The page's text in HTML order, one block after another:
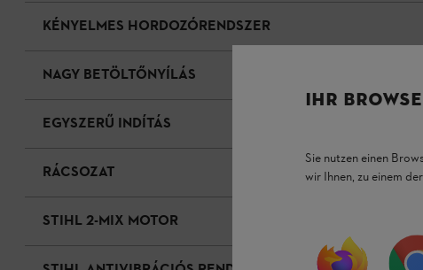
KÉNYELMES HORDOZÓRENDSZER
NAGY BETÖLTŐNYÍLÁS
EGYSZERŰ INDÍTÁS
RÁCSOZAT
STIHL 2-MIX MOTOR
IHR
Sie nutzen einen
wir Ihnen, zu einem